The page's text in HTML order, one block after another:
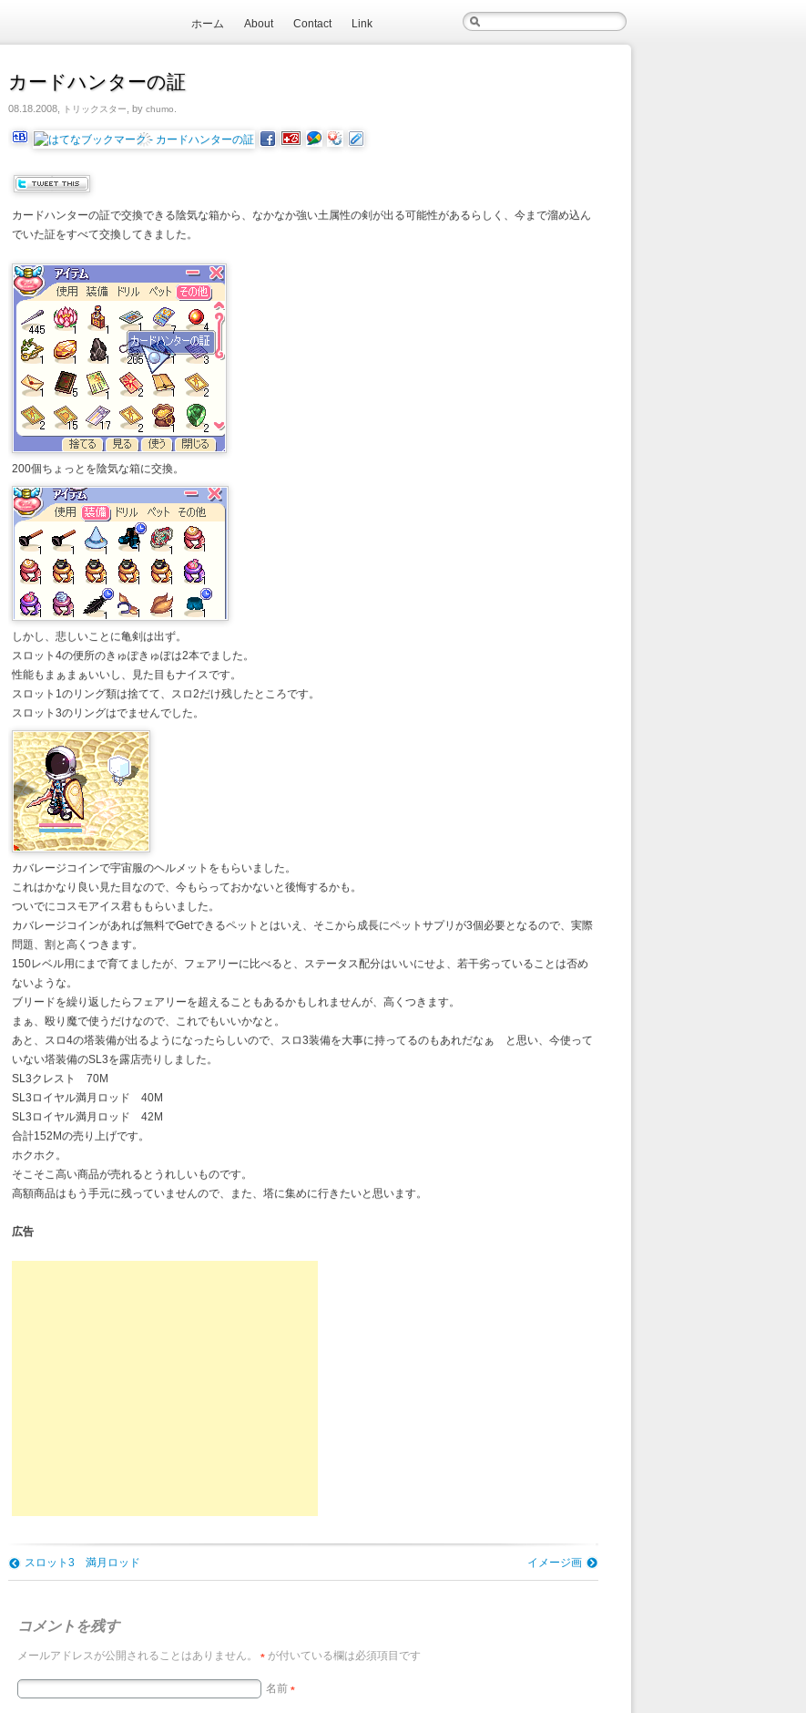
ホーム About Contact Link
カードハンターの証
08.18.2008, トリックスター , by chumo
カードハンターの証で交換できる陰気な箱から、なかなか強い土属性の剣が出る可能性があるらしく、今まで溜め込ん
でいた証をすべて交換してきました。
200個ちょっとを陰気な箱に交換。
しかし、悲しいことに亀剣は出ず。
スロット4の便所のきゅぽきゅぽは2本でました。
性能もまぁまぁいいし、見た目もナイスです。
スロット1のリング類は捨てて、スロ2だけ残したところです。
スロット3のリングはでませんでした。
カバレージコインで宇宙服のヘルメットをもらいました。
これはかなり良い見た目なので、今もらっておかないと後悔するかも。
ついでにコスモアイス君ももらいました。
カバレージコインがあれば無料でGetできるペットとはいえ、そこから成長にペットサプリが3個必要となるので、実際
問題、割と高くつきます。
150レベル用にまで育てましたが、フェアリーに比べると、ステータス配分はいいにせよ、若干劣っていることは否め
ないような。
ブリードを繰り返したらフェアリーを超えることもあるかもしれませんが、高くつきます。
まぁ、殴り魔で使うだけなので、これでもいいかなと。
あと、スロ4の塔装備が出るようになったらしいので、スロ3装備を大事に持ってるのもあれだなぁ と思い、今使って
いない塔装備のSL3を露店売りしました。
SL3クレスト 70M
SL3ロイヤル満月ロッド 40M
SL3ロイヤル満月ロッド 42M
合計152Mの売り上げです。
ホクホク。
そこそこ高い商品が売れるとうれしいものです。
高額商品はもう手元に残っていませんので、また、塔に集めに行きたいと思います。
広告
スロット3 満月ロッド イメージ画
コメントを残す
メールアドレスが公開されることはありません。 * が付いている欄は必須項目です
名前 *